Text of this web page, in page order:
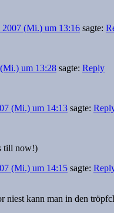
2007 (Mi.) um 13:16 sagte:
um 13:28 sagte: Reply
(Mi.) um 14:13 sagte:
till now!)
(Mi.) um 14:15 sagte:
niest kann man in den